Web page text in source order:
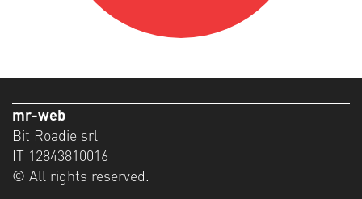
mr-web
Bit Roadie srl
IT 12843810016
© All rights reserved.